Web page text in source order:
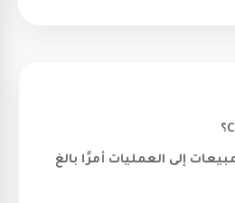
إلى العمليات أمرًا بالغ